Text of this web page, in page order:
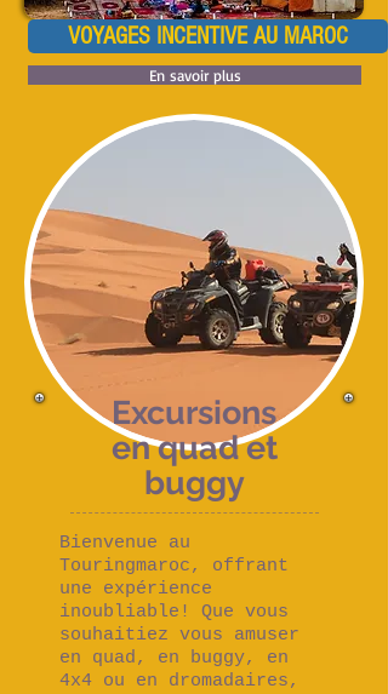
VOYAGES INCENTIVE AU MAROC
En savoir plus
Excursions
en quad et
buggy
Bienvenue au
Touringmaroc, offrant
une expérience
inoubliable! Que vous
souhaitiez vous amuser
en quad, en buggy, en
4x4 ou en dromadaires,